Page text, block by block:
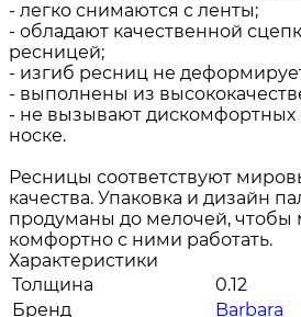
- легко снимаются с ленты;
- обладают качественной
ресницей;
- изгиб ресниц не
- выполнены из
- не вызывают
носке.
Ресницы соответствуют
качества. Упаковка и дизайн
продуманы до мелочей, чтобы
комфортно с ними работать.
Характеристики
Толщина
0.12
Бренд
Barbara